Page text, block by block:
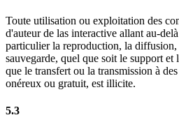
Toute utilisation ou exploitation des
d'auteur de las interactive allant au-
particulier la reproduction, la diffusion,
sauvegarde, quel que soit le support et
que le transfert ou la transmission à
onéreux ou gratuit, est illicite.
5.3